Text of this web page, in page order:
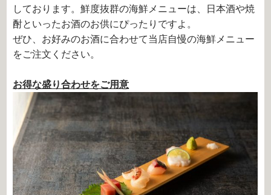
しております。鮮度抜群の海鮮メニューは、日本酒や焼
酎といったお酒のお供にぴったりですよ。
ぜひ、お好みのお酒に合わせて当店自慢の海鮮メニュー
をご注文ください。
お得な盛り合わせをご用意